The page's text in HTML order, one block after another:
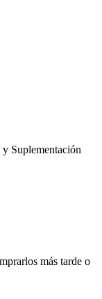
Suplementación
más tarde o